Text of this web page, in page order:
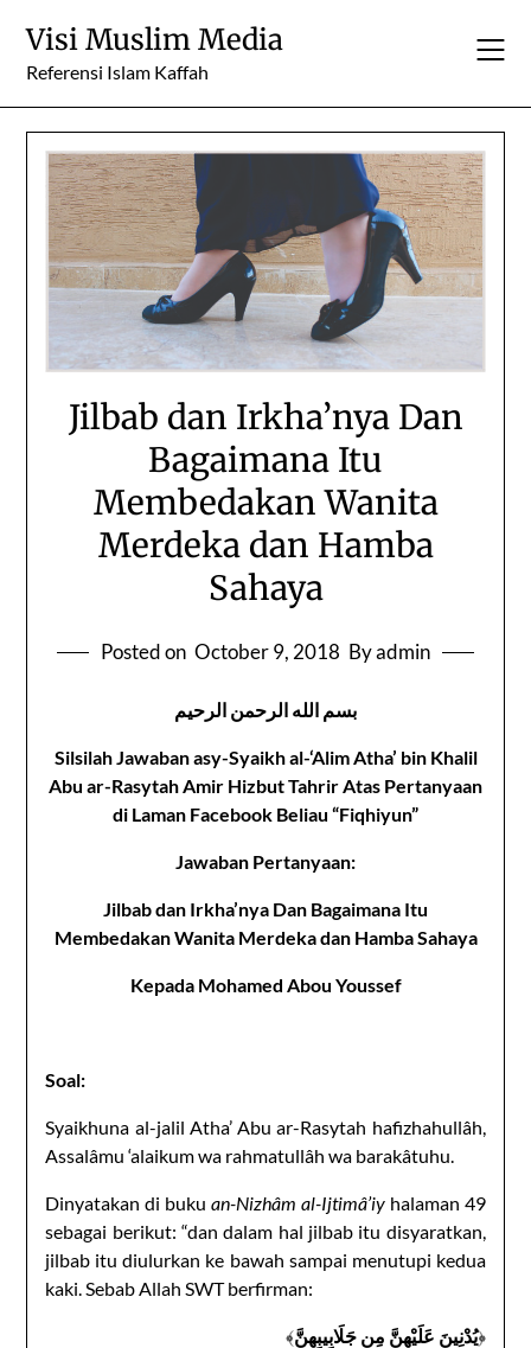
content
Visi Muslim Media
Referensi Islam Kaffah
Jilbab dan Irkha’nya Dan
Bagaimana Itu
Membedakan Wanita
Merdeka dan Hamba
Sahaya
Posted on October 9, 2018 By admin
بسم الله الرحمن الرحيم
Silsilah Jawaban asy-Syaikh al-‘Alim Atha’ bin Khalil
Abu ar-Rasytah Amir Hizbut Tahrir Atas Pertanyaan
di Laman Facebook Beliau “Fiqhiyun”
Jawaban Pertanyaan:
Jilbab dan Irkha’nya Dan Bagaimana Itu
Membedakan Wanita Merdeka dan Hamba Sahaya
Kepada Mohamed Abou Youssef
Soal:
Syaikhuna al-jalil Atha’ Abu ar-Rasytah hafizhahullâh,
Assalâmu ‘alaikum wa rahmatullâh wa barakâtuhu.
Dinyatakan di buku an-Nizhâm al-Ijtimâ’iyhalaman 49
sebagai berikut: “dan dalam hal jilbab itu disyaratkan,
jilbab itu diulurkan ke bawah sampai menutupi kedua
kaki. Sebab Allah SWT berfirman:
﴿يُدْنِينَ عَلَيْهِنَّ مِن جَلَابِيبِهِنَّ﴾